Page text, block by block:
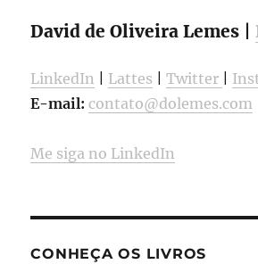
David de Oliveira Lemes |
LinkedIn Lattes |Twitter
E-mail: contato@dolemes.com
Me siga no LinkedIn
CONHEÇA OS LIVROS